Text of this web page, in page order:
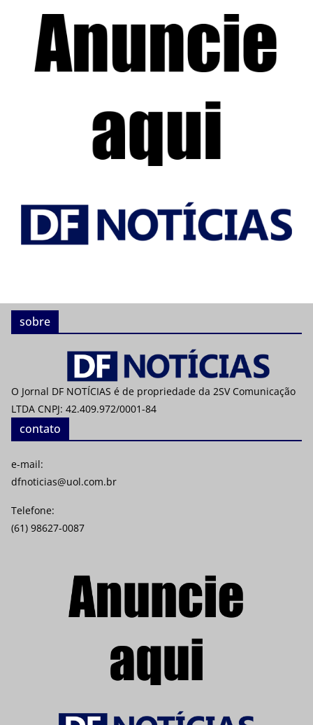
sobre
O Jornal DF NOTÍCIAS é de propriedade da 2SV Comunicação
LTDA CNPJ: 42.409.972/0001-84
contato
e-mail:
dfnoticias@uol.com.br
Telefone:
(61) 98627-0087